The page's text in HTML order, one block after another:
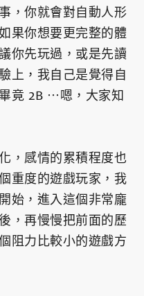
，你就會對自動人形
果你想要更完整的體
你先玩過，或是先讀
上，我自己是覺得自
竟 2B ⋯嗯，大家知
，感情的累積程度也
重度的遊戲玩家，我
始，進入這個非常龐
，再慢慢把前面的歷
阻力比較小的遊戲方